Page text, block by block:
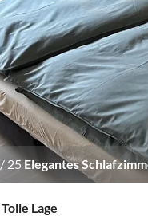
/ 25Elegantes
Tolle Lage